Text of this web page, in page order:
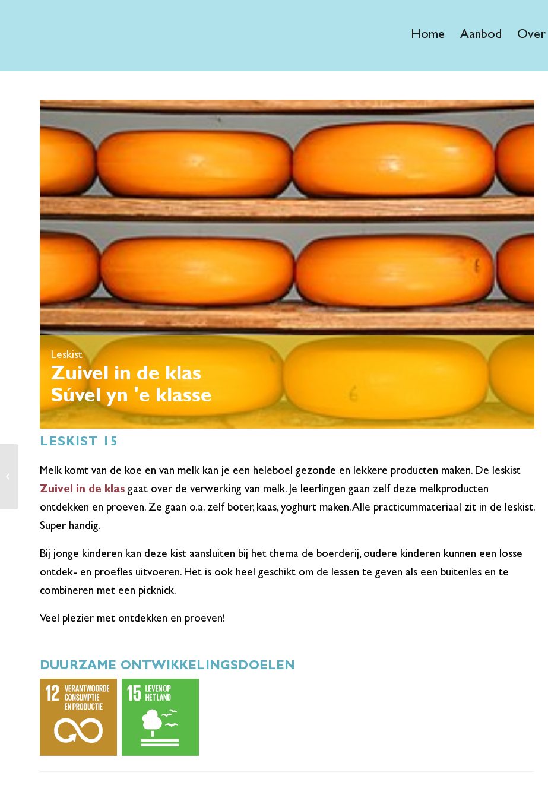
Home Aanbod
Leskist
Zuivel in de klas
Súvel yn 'e klasse
LESKIST 15
Melk komt van de koe en van melk kan je een heleboel gezonde en lekkere producten maken. De leskist
Zuivel in de klas gaat over de verwerking van melk. Je leerlingen gaan zelf deze melkproducten
ontdekken en proeven. Ze gaan o.a. zelf boter, kaas, yoghurt maken. Alle practicummateriaal zit in de leskist.
Super handig.
Bij jonge kinderen kan deze kist aansluiten bij het thema de boerderij, oudere kinderen kunnen een losse
ontdek- en proefles uitvoeren. Het is ook heel geschikt om de lessen te geven als een buitenles en te
combineren met een picknick.
Veel plezier met ontdekken en proeven!
DUURZAME ONTWIKKELINGSDOELEN
Kikker